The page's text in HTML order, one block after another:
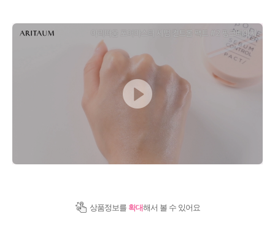
상품정보를 확대해서 볼 수 있어요